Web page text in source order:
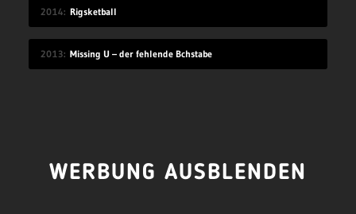
2014 Rigsketball
2013 Missing U – der fehlende Bchstabe
WERBUNG AUSBLENDEN